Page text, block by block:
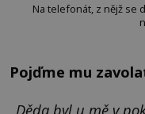
Na telefonát, z nějž se
Pojďme mu
Děda byl u mě v